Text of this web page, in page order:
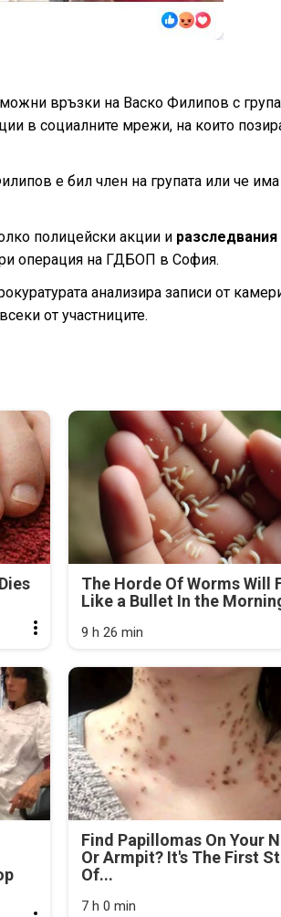
връзки на Васко Филипов с
в социалните мрежи, на които
е бил член на групата или че има
полицейски акции и разследвания
операция на ГДБОП в София.
анализира записи от
от участниците.
The Horde Of Worms Will
Like a Bullet In the
9 h 26 min
Find Papillomas On Your
Or Armpit? It's The First
Of...
7 h 0 min